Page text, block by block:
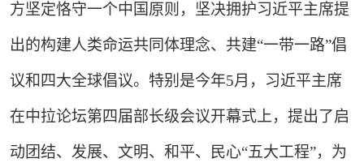
方坚定恪守一个中国原则，坚决拥护习近平主席提
出的构建人类命运共同体理念、共建“一带一路”倡
议和四大全球倡议。特别是今年5月，习近平主席
在中拉论坛第四届部长级会议开幕式上，提出了启
动团结、发展、文明、和平、民心“五大工程”，为